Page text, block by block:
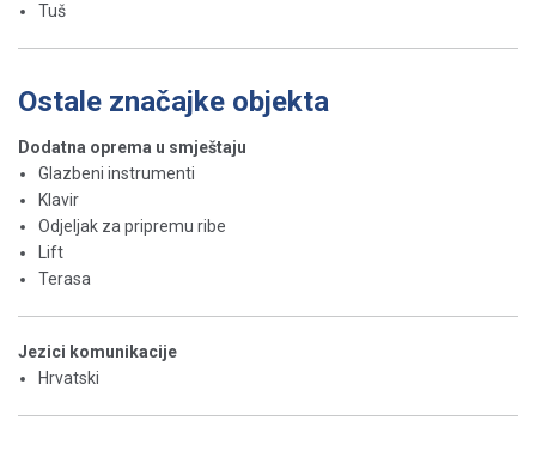
Tuš
Ostale značajke objekta
Dodatna oprema u smještaju
Glazbeni instrumenti
Klavir
Odjeljak za pripremu ribe
Lift
Terasa
Jezici komunikacije
Hrvatski